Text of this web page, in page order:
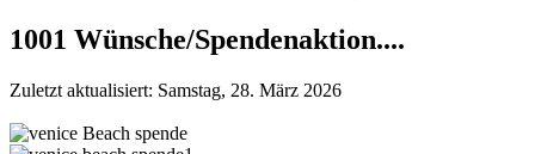
1001 Wünsche/Spendenaktion....
Zuletzt aktualisiert: Samstag, 28. März 2026